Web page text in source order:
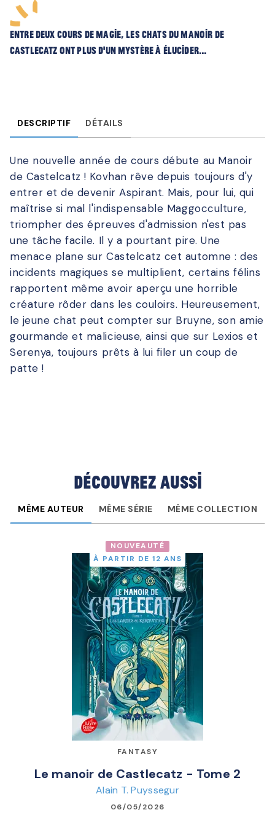
Entre deux cours de magie, les chats du manoir de
Castlecatz ont plus d’un mystère à élucider…
DESCRIPTIF DÉTAILS
Une nouvelle année de cours débute au Manoir
de Castelcatz ! Kovhan rêve depuis toujours d'y
entrer et de devenir Aspirant. Mais, pour lui, qui
maîtrise si mal l'indispensable Maggocculture,
triompher des épreuves d'admission n'est pas
une tâche facile. Il y a pourtant pire. Une
menace plane sur Castelcatz cet automne : des
incidents magiques se multiplient, certains félins
rapportent même avoir aperçu une horrible
créature rôder dans les couloirs. Heureusement,
le jeune chat peut compter sur Bruyne, son amie
gourmande et malicieuse, ainsi que sur Lexios et
Serenya, toujours prêts à lui filer un coup de
patte !
Découvrez aussi
MÊME AUTEUR MÊME SÉRIE MÊME COLLECTION
NOUVEAUTÉ
À PARTIR DE 12 ANS
FANTASY
Le manoir de Castlecatz - Tome 2
Alain T. Puyssegur
06/05/2026